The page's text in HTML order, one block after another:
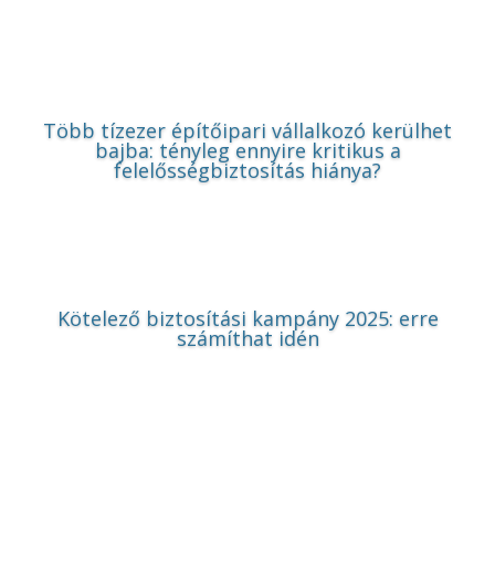
Több tízezer építőipari vállalkozó kerülhet
bajba: tényleg ennyire kritikus a
felelősségbiztosítás hiánya?
Kötelező biztosítási kampány 2025: erre
számíthat idén